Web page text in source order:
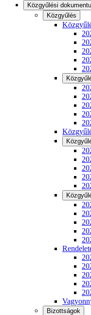
Közgyűlési
Közgyűlés
Bizottságok